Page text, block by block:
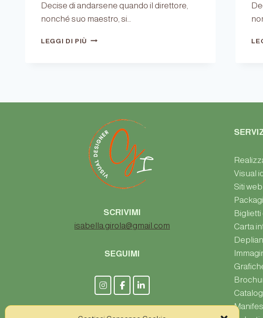
Decise di andarsene quando il direttore,
nonché suo maestro, si…
LEGGI DI PIÙ BODONI,
SCRIVIMI
isabella.girola@gmail.com
SEGUIMI
Visual
Siti web
Biglietti
Carta